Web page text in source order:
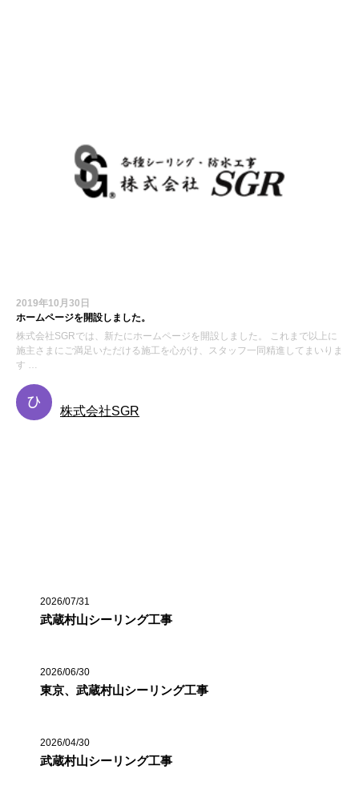
2019年10月30日
ホームページを開設しました。
株式会社SGRでは、新たにホームページを開設しました。 これまで以上に
施主さまにご満足いただける施工を心がけ、スタッフ一同精進してまいりま
す …
株式会社SGR
2026/07/31
武蔵村山シーリング工事
2026/06/30
東京、武蔵村山シーリング工事
2026/04/30
武蔵村山シーリング工事